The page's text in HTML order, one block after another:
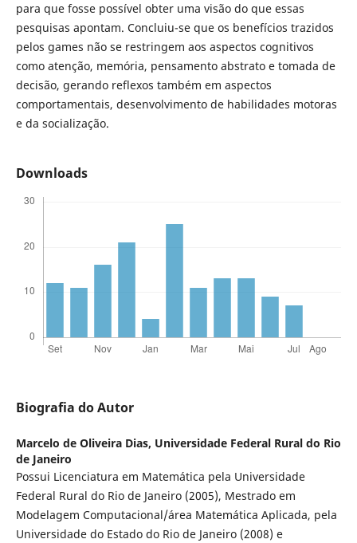
para que fosse possível obter uma visão do que essas
pesquisas apontam. Concluiu-se que os benefícios trazidos
pelos games não se restringem aos aspectos cognitivos
como atenção, memória, pensamento abstrato e tomada de
decisão, gerando reflexos também em aspectos
comportamentais, desenvolvimento de habilidades motoras
e da socialização.
Downloads
Biografia do Autor
Marcelo de Oliveira Dias, Universidade Federal Rural do Rio
de Janeiro
Possui Licenciatura em Matemática pela Universidade
Federal Rural do Rio de Janeiro (2005), Mestrado em
Modelagem Computacional/área Matemática Aplicada, pela
Universidade do Estado do Rio de Janeiro (2008) e